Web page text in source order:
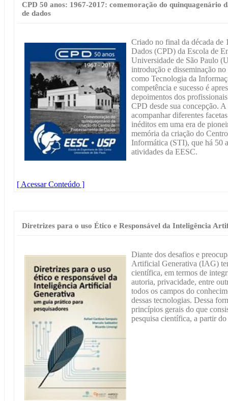
CPD 50 anos: 1967-2017: comemoração do quinquagenário
de dados
Criado no final da década de
Dados (CPD) da Escola de
Universidade de São Paulo
introdução e disseminação
como Tecnologia da
competência e sucesso é
depoimentos dos
CPD desde sua concepção.
acompanhar diferentes
inéditos em uma era de
memória da criação do
Informática (STI), que há 50
atividades da EESC.
[ Acessar Conteúdo ]
Diretrizes para o uso Ético e Responsável da Inteligência
Diante dos desafios e
Artificial Generativa (IAG)
científica, em termos de
autoria, privacidade, entre
todos os campos do
dessas tecnologias. Dessa
princípios gerais do que
pesquisa científica, a partir